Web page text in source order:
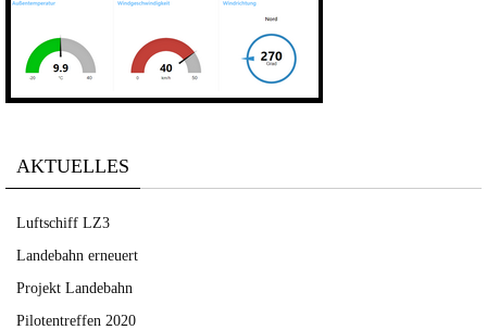
AKTUELLES
Luftschiff LZ3
Landebahn erneuert
Projekt Landebahn
Pilotentreffen 2020